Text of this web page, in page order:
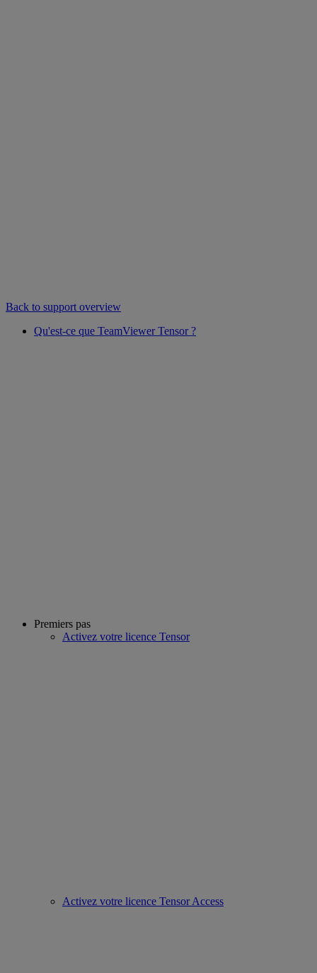
Back to support overview
Qu'est-ce que TeamViewer Tensor ?
Premiers pas
Activez votre licence Tensor
Activez votre licence Tensor Access